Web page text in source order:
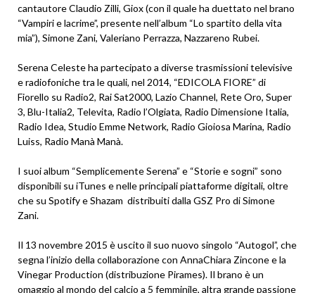
cantautore Claudio Zilli, Giox (con il quale ha duettato nel brano
“Vampiri e lacrime”, presente nell’album “Lo spartito della vita
mia”), Simone Zani, Valeriano Perrazza, Nazzareno Rubei.
Serena Celeste ha partecipato a diverse trasmissioni televisive
e radiofoniche tra le quali, nel 2014, “EDICOLA FIORE” di
Fiorello su Radio2, Rai Sat2000, Lazio Channel, Rete Oro, Super
3, Blu-Italia2, Televita, Radio l’Olgiata, Radio Dimensione Italia,
Radio Idea, Studio Emme Network, Radio Gioiosa Marina, Radio
Luiss, Radio Manà Manà.
I suoi album “Semplicemente Serena” e “Storie e sogni” sono
disponibili su iTunes e nelle principali piattaforme digitali, oltre
che su Spotify e Shazam distribuiti dalla GSZ Pro di Simone
Zani.
Il 13 novembre 2015 è uscito il suo nuovo singolo “Autogol”, che
segna l’inizio della collaborazione con AnnaChiara Zincone e la
Vinegar Production (distribuzione Pirames). Il brano è un
omaggio al mondo del calcio a 5 femminile, altra grande passione